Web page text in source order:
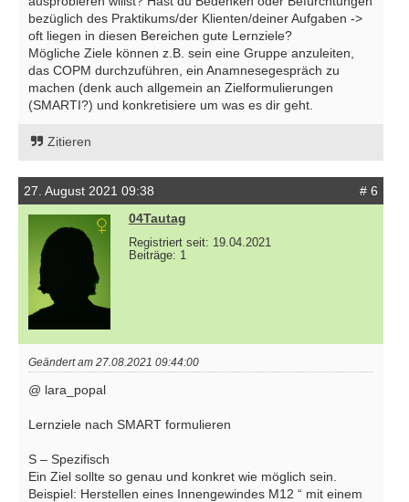
bezüglich des Praktikums/der Klienten/deiner Aufgaben ->
oft liegen in diesen Bereichen gute Lernziele?
Mögliche Ziele können z.B. sein eine Gruppe anzuleiten,
das COPM durchzuführen, ein Anamnesegespräch zu
machen (denk auch allgemein an Zielformulierungen
(SMARTI?) und konkretisiere um was es dir geht.
Zitieren
27. August 2021 09:38
# 6
04Tautag
Registriert seit: 19.04.2021
Beiträge: 1
Geändert am 27.08.2021 09:44:00
@ lara_popal
Lernziele nach SMART formulieren
S – Spezifisch
Ein Ziel sollte so genau und konkret wie möglich sein.
Beispiel: Herstellen eines Innengewindes M12 “ mit einem